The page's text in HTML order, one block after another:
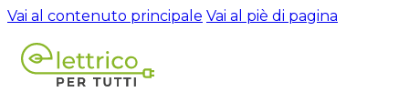
Vai al contenuto principale Vai al piè di pagina